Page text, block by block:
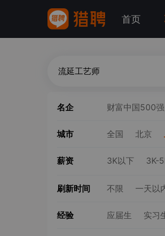
首页
名企 财富中国500强
城市 全国 北京
薪资 3K以下 3K-
刷新时间 不限 一天以
经验 应届生 实习